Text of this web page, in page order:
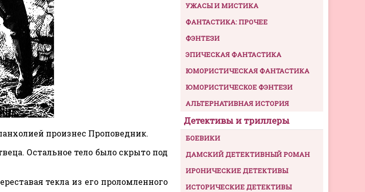
произнес Проповедник.
Остальное тело было скрыто под
текла из его проломленного
УЖАСЫ И МИСТИКА
ФАНТАСТИКА: ПРОЧЕЕ
ФЭНТЕЗИ
ЭПИЧЕСКАЯ ФАНТАСТИКА
ЮМОРИСТИЧЕСКАЯ ФАНТАСТИКА
ЮМОРИСТИЧЕСКОЕ ФЭНТЕЗИ
АЛЬТЕРНАТИВНАЯ ИСТОРИЯ
Детективы и триллеры
БОЕВИКИ
ДАМСКИЙ ДЕТЕКТИВНЫЙ РОМАН
ИРОНИЧЕСКИЕ ДЕТЕКТИВЫ
ИСТОРИЧЕСКИЕ ДЕТЕКТИВЫ